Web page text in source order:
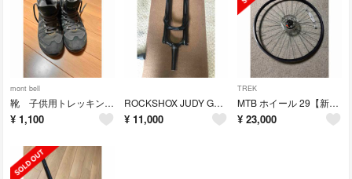
mont bell
靴 子供用トレッキングシューズ
¥ 1,100
ROCKSHOX JUDY GOLD 120
¥ 11,000
TREK
MTB ホイール 29【新古】
¥ 23,000